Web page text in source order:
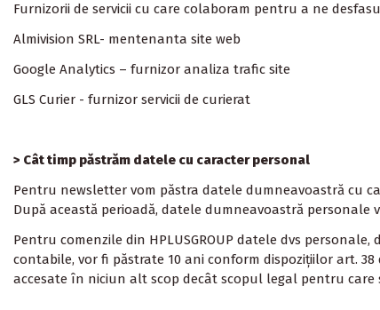
Furnizorii de servicii cu care colaboram pentru a ne
Almivision SRL- mentenanta site web
Google Analytics – furnizor analiza trafic site
GLS Curier - furnizor servicii de curierat
> Cât timp păstrăm datele cu caracter personal
Pentru newsletter vom păstra datele dumneavoastră cu
După această perioadă, datele dumneavoastră personale
Pentru comenzile din HPLUSGROUP datele dvs personale,
contabile, vor fi păstrate 10 ani conform dispozițiilor art.
accesate în niciun alt scop decât scopul legal pentru